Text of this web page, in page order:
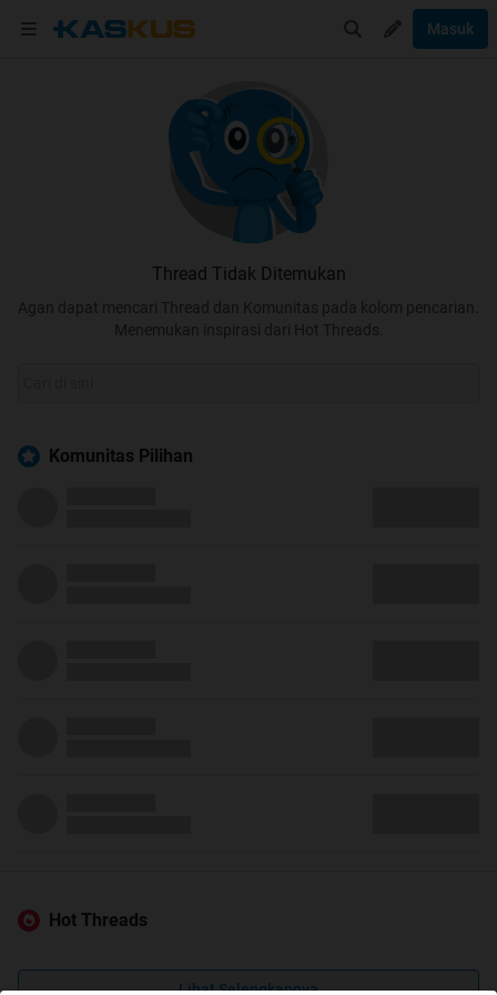
Masuk
Thread Tidak Ditemukan
Agan dapat mencari Thread dan Komunitas pada kolom pencarian.
Menemukan inspirasi dari Hot Threads.
Komunitas Pilihan
Hot Threads
Lihat Selengkapnya